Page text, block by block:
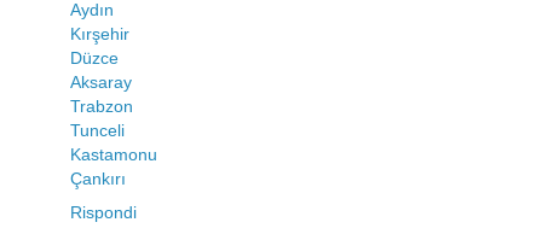
Aydın
Kırşehir
Düzce
Aksaray
Trabzon
Tunceli
Kastamonu
Çankırı
Rispondi